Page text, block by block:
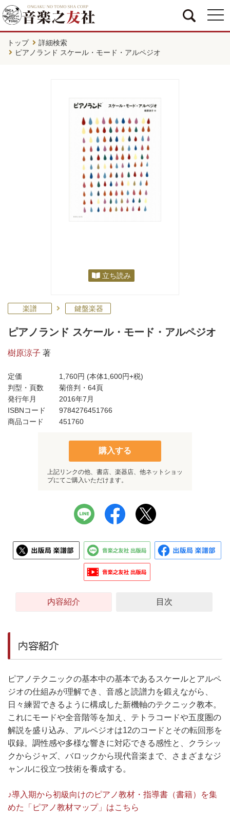
トップ
詳細検索
ピアノランド スケール・モード・アルペジオ
立ち読み
楽譜 鍵盤楽器
ピアノランド スケール・モード・アルペジオ
樹原涼子 著
定価 1,760円 (本体1,600円+税)
判型・頁数
菊倍判・64頁
発行年月
2016年7月
ISBNコード
9784276451766
商品コード
451760
購入する
上記リンクの他、書店、楽器店、他ネットショッ
プにてご購入いただけます。
内容紹介 目次
内容紹介
ピアノテクニックの基本中の基本であるスケールとアルペ
ジオの仕組みが理解でき、音感と読譜力を鍛えながら、
日々練習できるように構成した新機軸のテクニック教本。
これにモードや全音階等を加え、テトラコードや五度圏の
解説を盛り込み、アルペジオは12のコードとその転回形を
収録。調性感や多様な響きに対応できる感性と、クラシッ
クからジャズ、バロックから現代音楽まで、さまざまなジ
ャンルに役立つ技術を養成する。
♪導入期から初級向けのピアノ教材・指導書（書籍）を集
めた「ピアノ教材マップ」はこちら